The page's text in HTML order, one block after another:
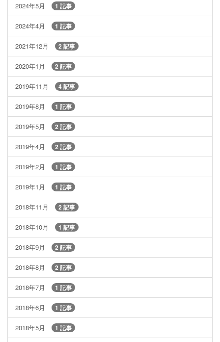
2024年5月 1 記事
2024年4月 1 記事
2021年12月 2 記事
2020年1月 2 記事
2019年11月 4 記事
2019年8月 1 記事
2019年5月 2 記事
2019年4月 2 記事
2019年2月 1 記事
2019年1月 1 記事
2018年11月 2 記事
2018年10月 1 記事
2018年9月 2 記事
2018年8月 2 記事
2018年7月 1 記事
2018年6月 1 記事
2018年5月 1 記事